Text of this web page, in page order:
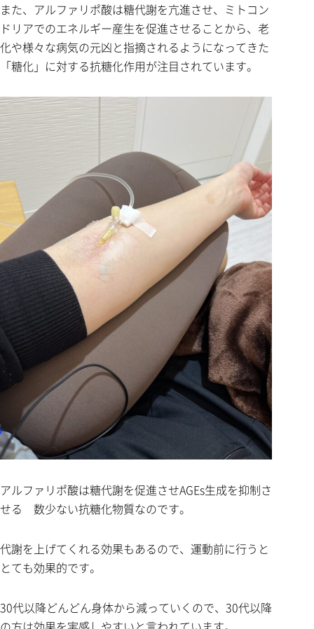
また、アルファリポ酸は糖代謝を亢進させ、ミトコン
ドリアでのエネルギー産生を促進させることから、老
化や様々な病気の元凶と指摘されるようになってきた
「糖化」に対する抗糖化作用が注目されています。
アルファリポ酸は糖代謝を促進させAGEs生成を抑制さ
せる 数少ない抗糖化物質なのです。
代謝を上げてくれる効果もあるので、運動前に行うと
とても効果的です。
30代以降どんどん身体から減っていくので、30代以降